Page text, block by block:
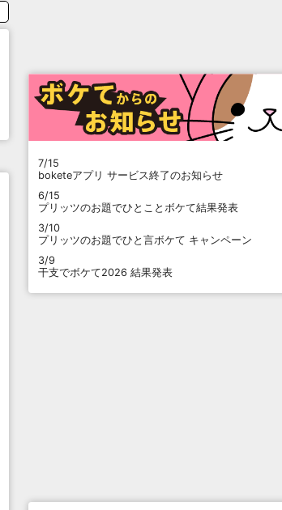
7/15
boketeアプリ サービス終了のお知らせ
6/15
プリッツのお題でひとことボケて結果発表
3/10
プリッツのお題でひと言ボケて キャンペーン
3/9
干支でボケて2026 結果発表